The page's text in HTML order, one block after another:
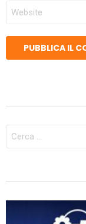
SITO
WEB
CERCA
PER: